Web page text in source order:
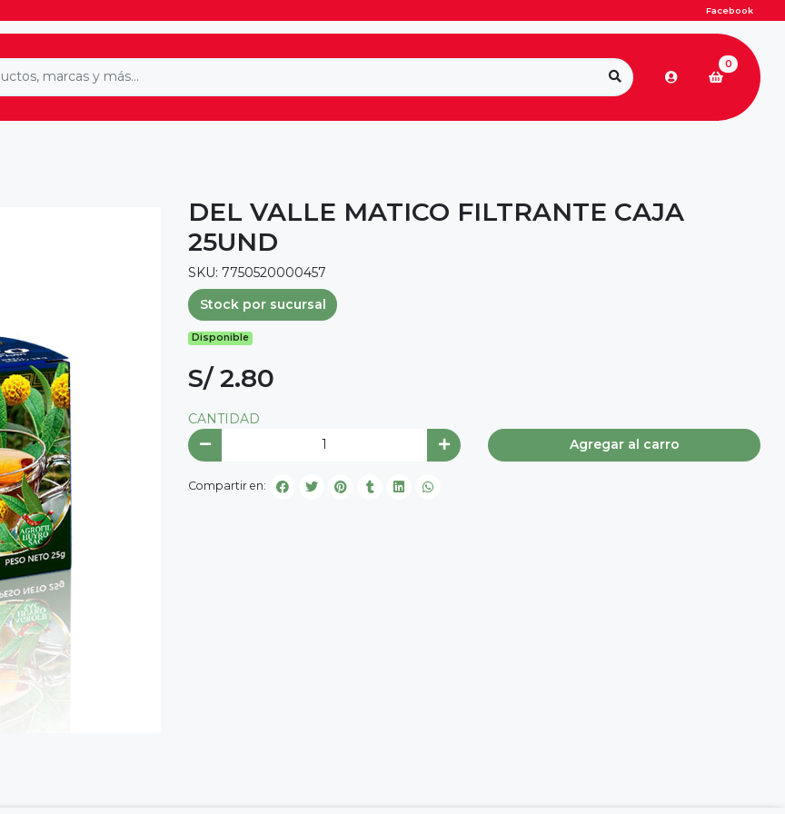
Facebook
0
DEL VALLE MATICO FILTRANTE CAJA
25UND
SKU: 7750520000457
Stock por sucursal
Disponible
S/ 2.80
CANTIDAD
Agregar al carro
Compartir en: